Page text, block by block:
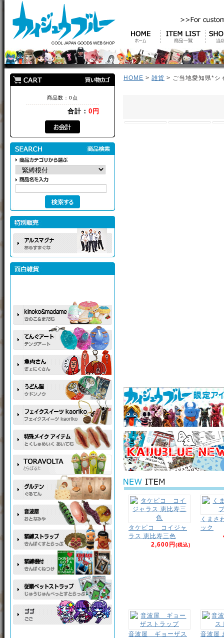
商品数：0点
合計： 0円
HOME > 雑貨 > ご当地愛知県*
タケピコ コイジャ
ラス 恵比寿三色
2,600円(税込)
くまさ
ック
音波屋 ギョーザス
音波屋